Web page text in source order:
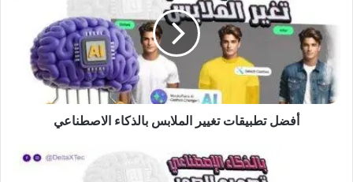
بالذكاء
الاصطناعي
أفضل تطبيقات تغيير الملابس بالذكاء الاصطناعي